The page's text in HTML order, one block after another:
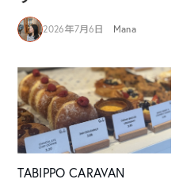
2026年7月6日 Mana
TABIPPO CARAVAN